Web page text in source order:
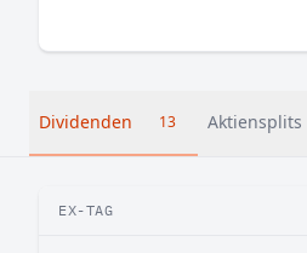
Dividenden 13 Aktiensplits
EX-TAG